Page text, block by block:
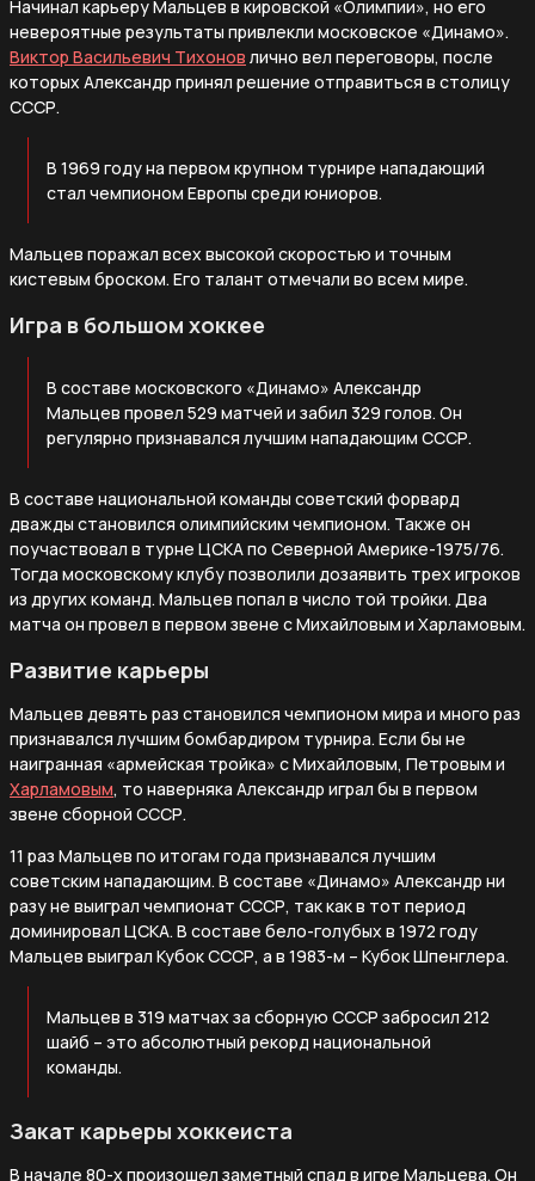
Начинал карьеру Мальцев в кировской «Олимпии», но его
невероятные результаты привлекли московское «Динамо».
Виктор Васильевич Тихонов лично вел переговоры, после
которых Александр принял решение отправиться в столицу
СССР.
В 1969 году на первом крупном турнире нападающий
стал чемпионом Европы среди юниоров.
Мальцев поражал всех высокой скоростью и точным
кистевым броском. Его талант отмечали во всем мире.
Игра в большом хоккее
В составе московского «Динамо» Александр
Мальцев провел 529 матчей и забил 329 голов. Он
регулярно признавался лучшим нападающим СССР.
В составе национальной команды советский форвард
дважды становился олимпийским чемпионом. Также он
поучаствовал в турне ЦСКА по Северной Америке-1975/76.
Тогда московскому клубу позволили дозаявить трех игроков
из других команд. Мальцев попал в число той тройки. Два
матча он провел в первом звене с Михайловым и Харламовым.
Развитие карьеры
Мальцев девять раз становился чемпионом мира и много раз
признавался лучшим бомбардиром турнира. Если бы не
наигранная «армейская тройка» с Михайловым, Петровым и
Харламовым, то наверняка Александр играл бы в первом
звене сборной СССР.
11 раз Мальцев по итогам года признавался лучшим
советским нападающим. В составе «Динамо» Александр ни
разу не выиграл чемпионат СССР, так как в тот период
доминировал ЦСКА. В составе бело-голубых в 1972 году
Мальцев выиграл Кубок СССР, а в 1983-м – Кубок Шпенглера.
Мальцев в 319 матчах за сборную СССР забросил 212
шайб – это абсолютный рекорд национальной
команды.
Закат карьеры хоккеиста
В начале 80-х произошел заметный спад в игре Мальцева. Он